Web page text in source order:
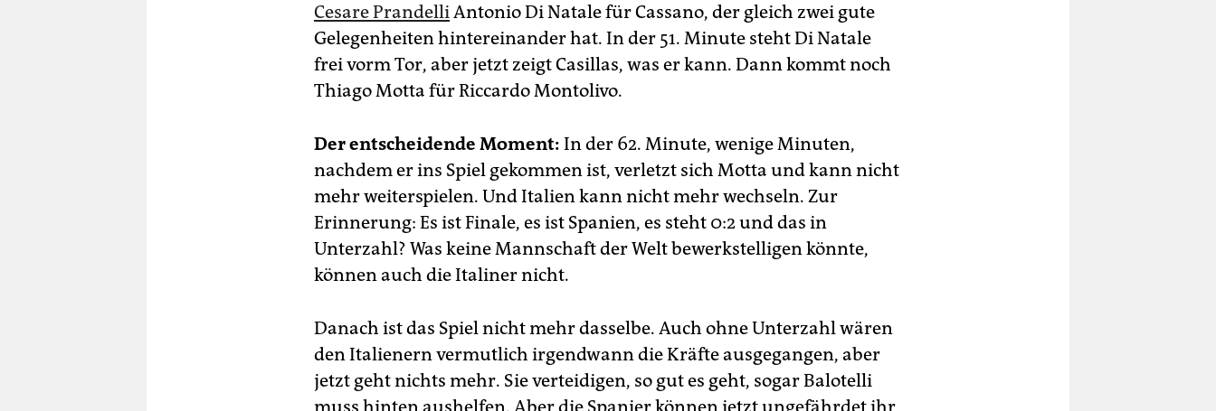
Cesare PrandelliAntonio Di Natale für Cassano, der gleich zwei gute
Gelegenheiten hintereinander hat. In der 51. Minute steht Di Natale
frei vorm Tor, aber jetzt zeigt Casillas, was er kann. Dann kommt noch
Thiago Motta für Riccardo Montolivo.
Der entscheidende Moment: In der 62. Minute, wenige Minuten,
nachdem er ins Spiel gekommen ist, verletzt sich Motta und kann nicht
mehr weiterspielen. Und Italien kann nicht mehr wechseln. Zur
Erinnerung: Es ist Finale, es ist Spanien, es steht 0:2 und das in
Unterzahl? Was keine Mannschaft der Welt bewerkstelligen könnte,
können auch die Italiner nicht.
Danach ist das Spiel nicht mehr dasselbe. Auch ohne Unterzahl wären
den Italienern vermutlich irgendwann die Kräfte ausgegangen, aber
jetzt geht nichts mehr. Sie verteidigen, so gut es geht, sogar Balotelli
muss hinten aushelfen. Aber die Spanier können jetzt ungefährdet ihr